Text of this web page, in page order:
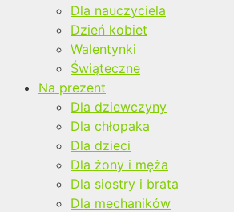
Dla nauczyciela
Dzień kobiet
Walentynki
Świąteczne
Na prezent
Dla dziewczyny
Dla chłopaka
Dla dzieci
Dla żony i męża
Dla siostry i brata
Dla mechaników